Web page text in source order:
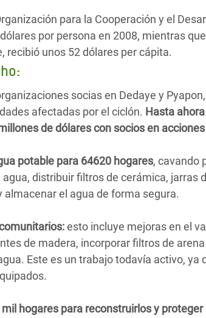
para la Cooperación y el
por persona en 2008, mientras
recibió unos 52 dólares per cápita.
socias en Dedaye y
afectadas por el ciclón. Hasta
de dólares con socios en
potable para 64620 hogares, cavando
distribuir filtros de cerámica, jarras
almacenar el agua de forma segura.
esto incluye mejoras en el
de madera, incorporar filtros de
Este es un trabajo todavía activo,
hogares para reconstruirlos y